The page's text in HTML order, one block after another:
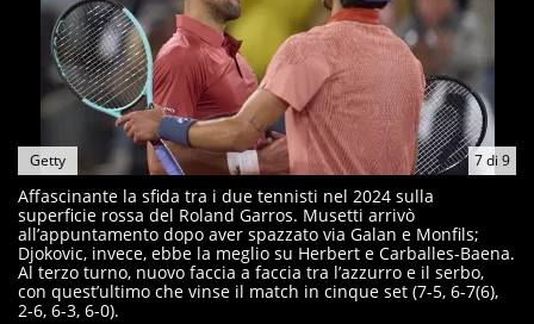
7di 9
Getty
Affascinante la sfida tra i due tennisti nel 2024 sulla
superficie rossa del Roland Garros. Musetti arrivò
all’appuntamento dopo aver spazzato via Galan e Monfils;
Djokovic, invece, ebbe la meglio su Herbert e Carballes-Baena.
Al terzo turno, nuovo faccia a faccia tra l’azzurro e il serbo,
con quest’ultimo che vinse il match in cinque set (7-5, 6-7(6),
2-6, 6-3, 6-0).